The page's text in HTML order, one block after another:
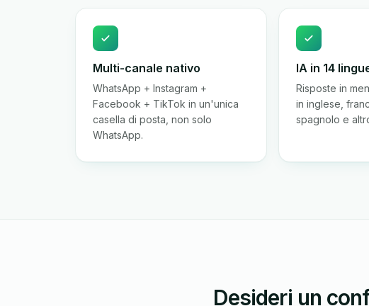
Multi-canale nativo
WhatsApp + Instagram +
Facebook + TikTok in un'unica
casella di posta, non solo
WhatsApp.
IA in 14
Risposte in
in inglese,
spagnolo e
Desideri un